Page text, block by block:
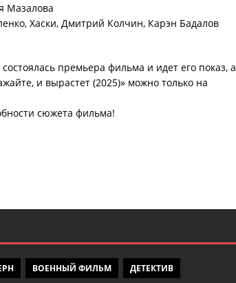
Мазалова
Хаски, Дмитрий Колчин, Карэн Бадалов
премьера фильма и идет его показ, а
и вырастет (2025)» можно только на
сюжета фильма!
ВОЕННЫЙ ФИЛЬМ ДЕТЕКТИВ